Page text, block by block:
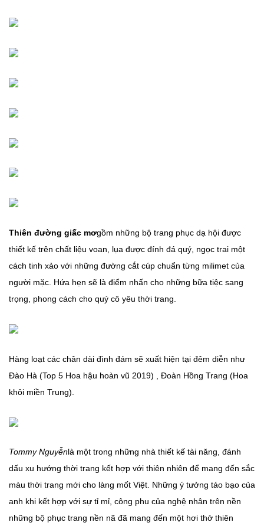
Thiên đường giấc mơgồm những bộ trang phục dạ hội được
thiết kế trên chất liệu voan, lụa được đính đá quý, ngọc trai một
cách tinh xảo với những đường cắt cúp chuẩn từng milimet của
người mặc. Hứa hẹn sẽ là điểm nhấn cho những bữa tiệc sang
trọng, phong cách cho quý cô yêu thời trang.
Hàng loạt các chân dài đình đám sẽ xuất hiện tại đêm diễn như
Đào Hà (Top 5 Hoa hậu hoàn vũ 2019) , Đoàn Hồng Trang (Hoa
khôi miền Trung).
Tommy Nguyễnlà một trong những nhà thiết kế tài năng, đánh
dấu xu hướng thời trang kết hợp với thiên nhiên để mang đến sắc
màu thời trang mới cho làng mốt Việt. Những ý tưởng táo bạo của
anh khi kết hợp với sự tỉ mỉ, công phu của nghệ nhân trên nền
những bộ phục trang nền nã đã mang đến một hơi thở thiên